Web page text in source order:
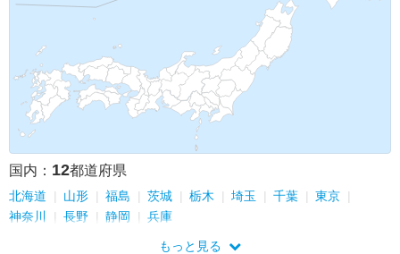
国内： 12都道府県
北海道 山形 福島 茨城 栃木 埼玉 千葉
東京
神奈川
長野 静岡 兵庫
もっと見る